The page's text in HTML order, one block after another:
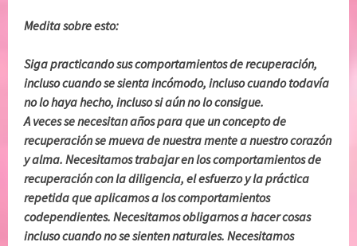
Medita sobre esto:
Siga practicando sus comportamientos de recuperación,
incluso cuando se sienta incómodo, incluso cuando todavía
no lo haya hecho, incluso si aún no lo consigue.
A veces se necesitan años para que un concepto de
recuperación se mueva de nuestra mente a nuestro corazón
y alma. Necesitamos trabajar en los comportamientos de
recuperación con la diligencia, el esfuerzo y la práctica
repetida que aplicamos a los comportamientos
codependientes. Necesitamos obligarnos a hacer cosas
incluso cuando no se sienten naturales. Necesitamos